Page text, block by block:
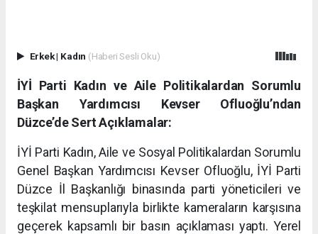
Erkek| Kadın (Haberi Sesli Oku)
İYİ Parti Kadın ve Aile Politikalardan Sorumlu
Başkan Yardımcısı Kevser Ofluoğlu’ndan
Düzce’de Sert Açıklamalar:
İYİ Parti Kadın, Aile ve Sosyal Politikalardan Sorumlu
Genel Başkan Yardımcısı Kevser Ofluoğlu, İYİ Parti
Düzce İl Başkanlığı binasında parti yöneticileri ve
teşkilat mensuplarıyla birlikte kameraların karşısına
geçerek kapsamlı bir basın açıklaması yaptı. Yerel